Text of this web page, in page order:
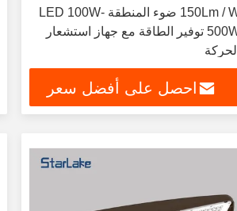
150Lm / W ضوء المنطقة LED 100W-
500W توفير الطاقة مع جهاز استشعار
الحركة
احصل على أفضل سعر